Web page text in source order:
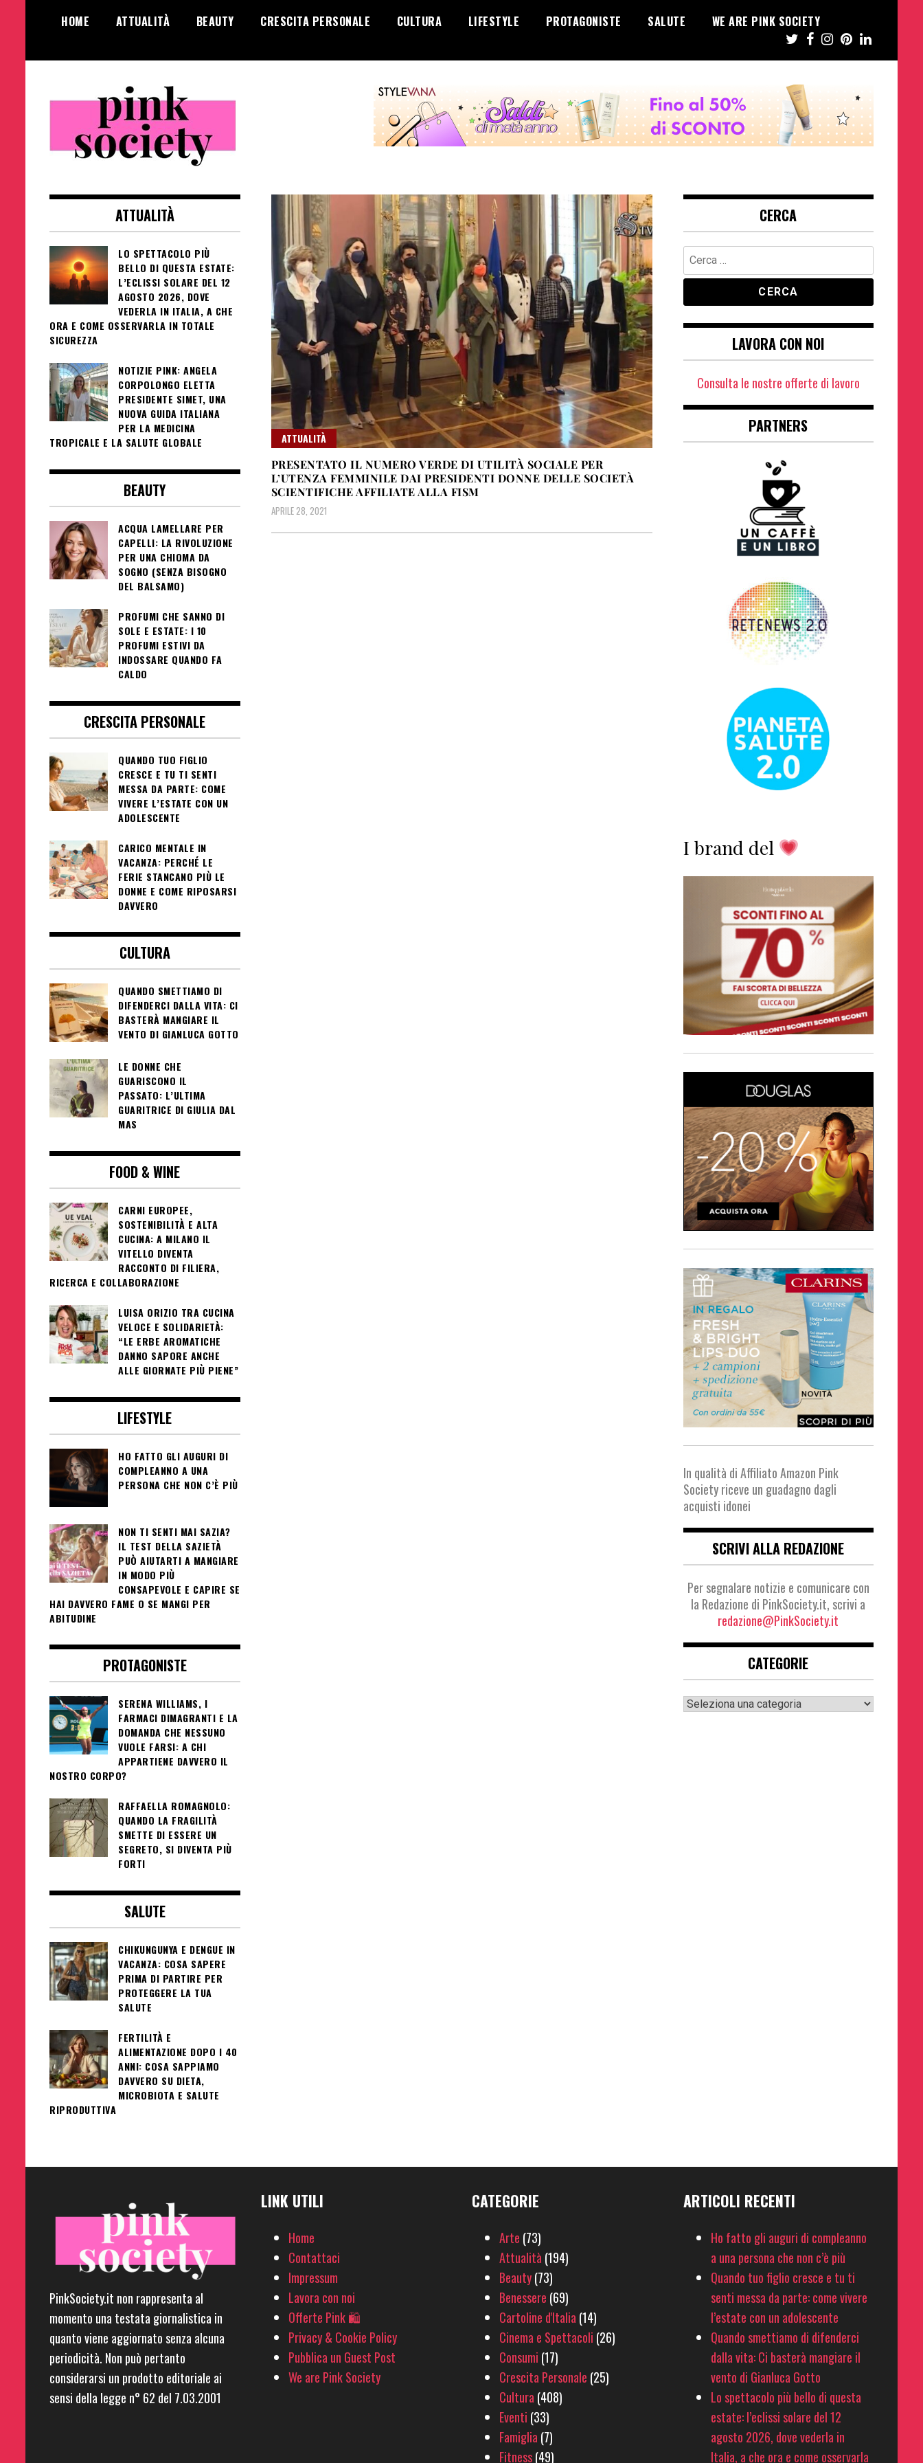
HOME ATTUALITÀ BEAUTY CRESCITA PERSONALE CULTURA LIFESTYLE PROTAGONISTE SALUTE WE ARE PINK SOCIETY
Pink Society
femminile
ATTUALITÀ
PRESENTATO IL NUMERO VERDE DI UTILITÀ SOCIALE PER
L’UTENZA FEMMINILE DAI PRESIDENTI DONNE DELLE SOCIETÀ
SCIENTIFICHE AFFILIATE ALLA FISM
APRILE 28, 2021
ATTUALITÀ
LO SPETTACOLO PIÙ
BELLO DI QUESTA ESTATE:
L’ECLISSI SOLARE DEL 12
AGOSTO 2026, DOVE
VEDERLA IN ITALIA, A CHE
ORA E COME OSSERVARLA IN TOTALE
SICUREZZA
NOTIZIE PINK: ANGELA
CORPOLONGO ELETTA
PRESIDENTE SIMET, UNA
NUOVA GUIDA ITALIANA
PER LA MEDICINA
TROPICALE E LA SALUTE GLOBALE
BEAUTY
ACQUA LAMELLARE PER
CAPELLI: LA RIVOLUZIONE
PER UNA CHIOMA DA
SOGNO (SENZA BISOGNO
DEL BALSAMO)
PROFUMI CHE SANNO DI
SOLE E ESTATE: I 10
PROFUMI ESTIVI DA
INDOSSARE QUANDO FA
CALDO
CRESCITA PERSONALE
QUANDO TUO FIGLIO
CRESCE E TU TI SENTI
MESSA DA PARTE: COME
VIVERE L’ESTATE CON UN
ADOLESCENTE
CARICO MENTALE IN
VACANZA: PERCHÉ LE
FERIE STANCANO PIÙ LE
DONNE E COME RIPOSARSI
DAVVERO
CULTURA
QUANDO SMETTIAMO DI
DIFENDERCI DALLA VITA: CI
BASTERÀ MANGIARE IL
VENTO DI GIANLUCA GOTTO
LE DONNE CHE
GUARISCONO IL
PASSATO: L’ULTIMA
GUARITRICE DI GIULIA DAL
MAS
FOOD & WINE
CARNI EUROPEE,
SOSTENIBILITÀ E ALTA
CUCINA: A MILANO IL
VITELLO DIVENTA
RACCONTO DI FILIERA,
RICERCA E COLLABORAZIONE
LUISA ORIZIO TRA CUCINA
VELOCE E SOLIDARIETÀ:
“LE ERBE AROMATICHE
DANNO SAPORE ANCHE
ALLE GIORNATE PIÙ PIENE”
LIFESTYLE
HO FATTO GLI AUGURI DI
COMPLEANNO A UNA
PERSONA CHE NON C’È PIÙ
NON TI SENTI MAI SAZIA?
IL TEST DELLA SAZIETÀ
PUÒ AIUTARTI A MANGIARE
IN MODO PIÙ
CONSAPEVOLE E CAPIRE SE
HAI DAVVERO FAME O SE MANGI PER
ABITUDINE
PROTAGONISTE
SERENA WILLIAMS, I
FARMACI DIMAGRANTI E LA
DOMANDA CHE NESSUNO
VUOLE FARSI: A CHI
APPARTIENE DAVVERO IL
NOSTRO CORPO?
RAFFAELLA ROMAGNOLO:
QUANDO LA FRAGILITÀ
SMETTE DI ESSERE UN
SEGRETO, SI DIVENTA PIÙ
FORTI
SALUTE
CHIKUNGUNYA E DENGUE IN
VACANZA: COSA SAPERE
PRIMA DI PARTIRE PER
PROTEGGERE LA TUA
SALUTE
FERTILITÀ E
ALIMENTAZIONE DOPO I 40
ANNI: COSA SAPPIAMO
DAVVERO SU DIETA,
MICROBIOTA E SALUTE
RIPRODUTTIVA
CERCA
Ricerca
per:
LAVORA CON NOI
Consulta le nostre offerte di lavoro
PARTNERS
I brand del
In qualità di Affiliato Amazon Pink
Society riceve un guadagno dagli
acquisti idonei
SCRIVI ALLA REDAZIONE
Per segnalare notizie e comunicare con
la Redazione di PinkSociety.it, scrivi a
redazione@PinkSociety.it
CATEGORIE
Categorie
PinkSociety.it non rappresenta al
momento una testata giornalistica in
quanto viene aggiornato senza alcuna
periodicità. Non può pertanto
considerarsi un prodotto editoriale ai
sensi della legge n° 62 del 7.03.2001
LINK UTILI
Home
Contattaci
Impressum
Lavora con noi
Offerte Pink 🛍
Privacy & Cookie Policy
Pubblica un Guest Post
We are Pink Society
CATEGORIE
Arte (73)
Attualità (194)
Beauty(73)
Benessere (69)
Cartoline d'Italia (14)
Cinema e Spettacoli (26)
Consumi (17)
Crescita Personale (25)
Cultura (408)
Eventi (33)
Famiglia (7)
Fitness(49)
ARTICOLI RECENTI
Ho fatto gli auguri di compleanno
a una persona che non c’è più
Quando tuo figlio cresce e tu ti
senti messa da parte: come vivere
l’estate con un adolescente
Quando smettiamo di difenderci
dalla vita: Ci basterà mangiare il
vento di Gianluca Gotto
Lo spettacolo più bello di questa
estate: l’eclissi solare del 12
agosto 2026, dove vederla in
Italia, a che ora e come osservarla